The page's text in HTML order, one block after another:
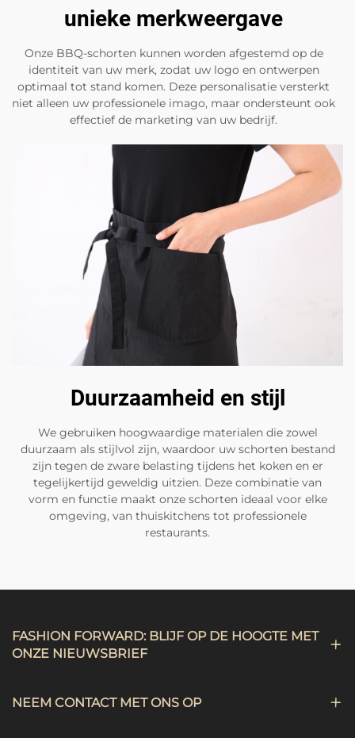
unieke merkweergave
Onze BBQ-schorten kunnen worden afgestemd op de
identiteit van uw merk, zodat uw logo en ontwerpen
optimaal tot stand komen. Deze personalisatie versterkt
niet alleen uw professionele imago, maar ondersteunt ook
effectief de marketing van uw bedrijf.
Duurzaamheid en stijl
We gebruiken hoogwaardige materialen die zowel
duurzaam als stijlvol zijn, waardoor uw schorten bestand
zijn tegen de zware belasting tijdens het koken en er
tegelijkertijd geweldig uitzien. Deze combinatie van
vorm en functie maakt onze schorten ideaal voor elke
omgeving, van thuiskitchens tot professionele
restaurants.
FASHION FORWARD: BLIJF OP DE HOOGTE MET
ONZE NIEUWSBRIEF
NEEM CONTACT MET ONS OP